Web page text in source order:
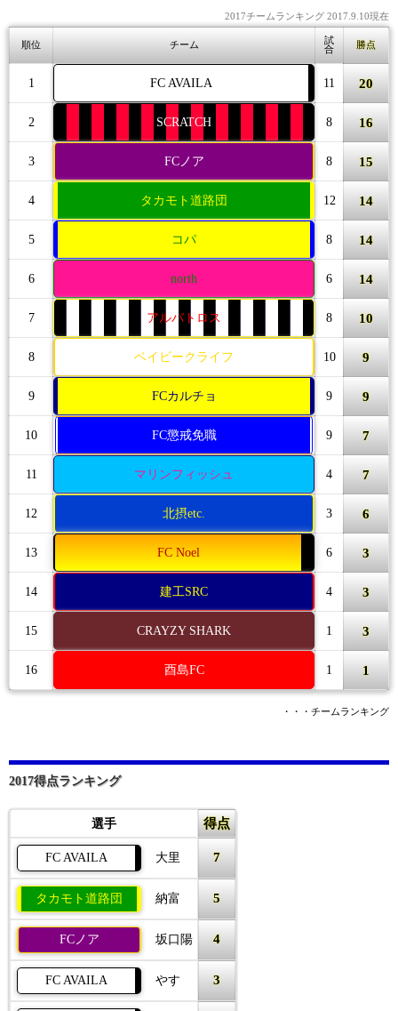
2017チームランキング 2017.9.10現在
順位 チーム
試
合
勝点
1 FC AVAILA 11 20
2 SCRATCH 8 16
3 FCノア 8 15
4 タカモト道路団 12 14
5 コパ 8 14
6 north 6 14
7 アルバトロス 8 10
8 ベイビークライフ 10 9
9 FCカルチョ 9 9
10 FC懲戒免職 9 7
11 マリンフィッシュ 4 7
12 北摂etc. 3 6
13 FC Noel 6 3
14 建工SRC 4 3
15 CRAYZY SHARK 1 3
16 酉島FC 1 1
・・・チームランキング
2017得点ランキング
選手 得点
FC AVAILA 大里 7
タカモト道路団 納富 5
FCノア 坂口陽 4
FC AVAILA やす 3